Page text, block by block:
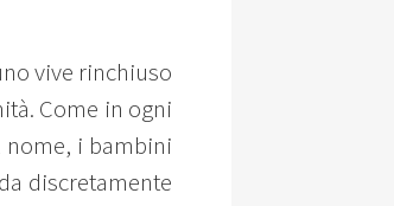
vive rinchiuso
Come in ogni
i bambini
discretamente